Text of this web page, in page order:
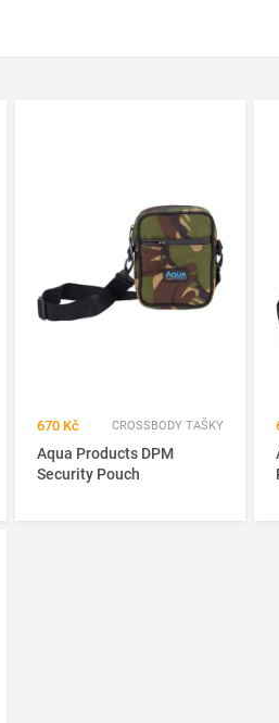
670 Kč CROSSBODY TAŠKY
Aqua Products DPM
Security Pouch